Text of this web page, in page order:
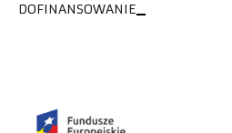
DOFINANSOWANIE